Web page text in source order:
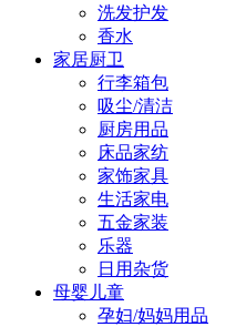
洗发护发
香水
家居厨卫
行李箱包
吸尘/清洁
厨房用品
床品家纺
家饰家具
生活家电
五金家装
乐器
日用杂货
母婴儿童
孕妇/妈妈用品